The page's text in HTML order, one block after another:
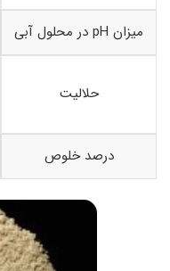
میزان pH در محلول آبی
حلالیت
درصد خلوص